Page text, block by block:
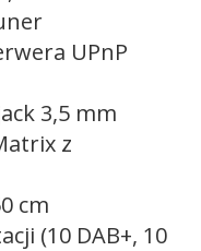
UPnP
3,5 mm
z
cm
(10 DAB+, 10